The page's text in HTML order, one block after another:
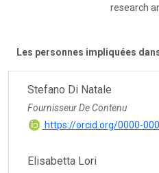
research
Les personnes impliquées
Stefano Di Natale
Fournisseur De Contenu
https://orcid.org/0000-
Elisabetta Lori